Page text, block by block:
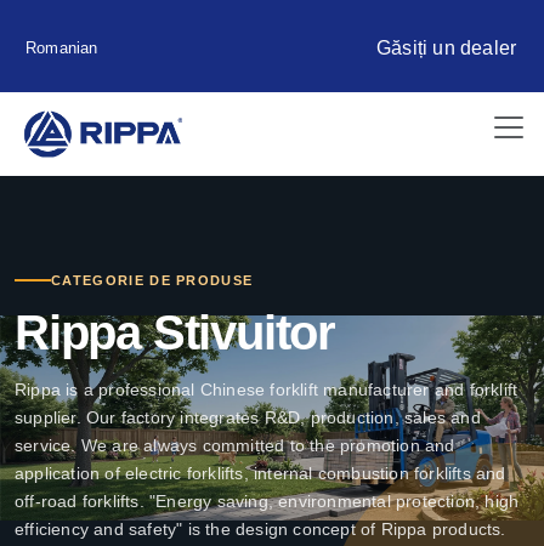
Romanian Găsiți un dealer
CATEGORIE DE PRODUSE
Rippa Stivuitor
Rippa is a professional Chinese forklift manufacturer and forklift
supplier. Our factory integrates R&D, production, sales and
service. We are always committed to the promotion and
application of electric forklifts, internal combustion forklifts and
off-road forklifts. "Energy saving, environmental protection, high
efficiency and safety" is the design concept of Rippa products.